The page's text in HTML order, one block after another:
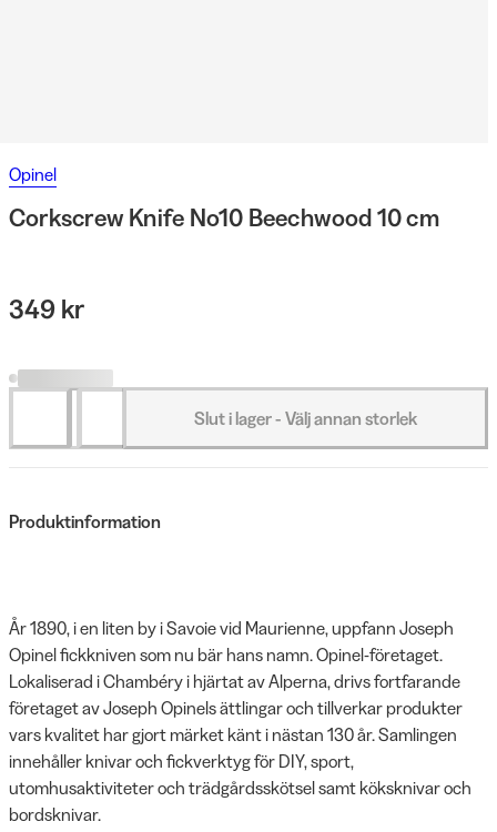
Opinel
Corkscrew Knife No10 Beechwood 10 cm
349 kr
Slut i lager - Välj annan storlek
Produktinformation
År 1890, i en liten by i Savoie vid Maurienne, uppfann Joseph
Opinel fickkniven som nu bär hans namn. Opinel-företaget.
Lokaliserad i Chambéry i hjärtat av Alperna, drivs fortfarande
företaget av Joseph Opinels ättlingar och tillverkar produkter
vars kvalitet har gjort märket känt i nästan 130 år. Samlingen
innehåller knivar och fickverktyg för DIY, sport,
utomhusaktiviteter och trädgårdsskötsel samt köksknivar och
bordsknivar.